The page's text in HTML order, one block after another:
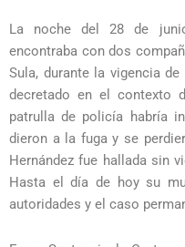
La noche del 28 de
encontraba con dos
Sula, durante la vigencia
decretado en el contexto
patrulla de policía habría
dieron a la fuga y se
Hernández fue hallada sin
Hasta el día de hoy su
autoridades y el caso